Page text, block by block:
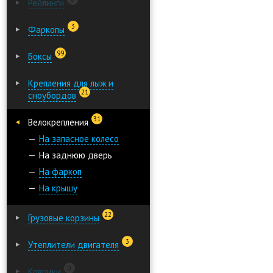
Рейлинги
Фаркопы 3
Боксы 99
Крепления для лыж и
сноубордов
21
Велокрепления 31
На запасное колесо
На заднюю дверь
На фаркоп
На крышу
Грузовые корзины 22
Утеплители двигателя 3
0